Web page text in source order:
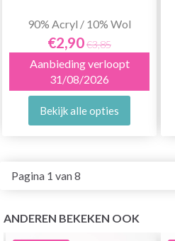
90% Acryl / 10% Wol
€2,90€3,85
Aanbieding verloopt
31/08/2026
Bekijk alle opties
Pagina 1 van 8
ANDEREN BEKEKEN OOK